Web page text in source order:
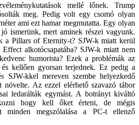
mellé lőnek. Trump
meg. Pedig volt egy csomó olyan
ami ezt hamar megmutatta. Egy olyan
ismerünk, mert aminek részei vagyunk.
a Pillars of Eternity-t? SJW-k miatt kerül
Effect alkotócsapatába? SJW-k miatt nem
humorista? Ezek a problémák az
és kellően gyorsan terjednek. Ez pedig a
SJW-kkel mereven szembe helyezkedő
növelte. Az ezzel elérhető szavazó tábor
ledarálták egymást. A botrányt kiváltó
hogy kell őket érteni, de mégis
minden megszólalása a PC-t ellenző